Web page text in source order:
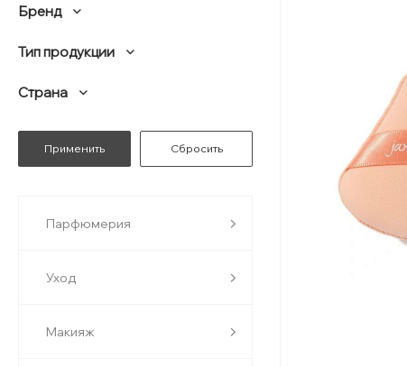
Бренд
Тип продукции
Страна
Парфюмерия
Уход
Макияж